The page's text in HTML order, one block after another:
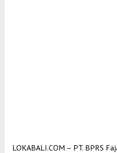
LOKABALI.COM – PT. BPRS